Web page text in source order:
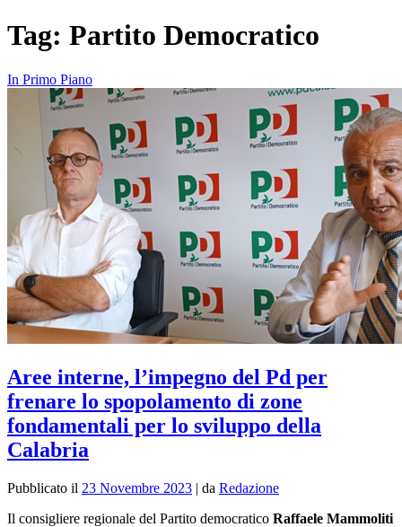
Tag: Partito Democratico
In Primo Piano
Aree interne, l’impegno del Pd per
frenare lo spopolamento di zone
fondamentali per lo sviluppo della
Calabria
Pubblicato il 23 Novembre 2023 | da Redazione
Il consigliere regionale del Partito democratico Raffaele Mammoliti